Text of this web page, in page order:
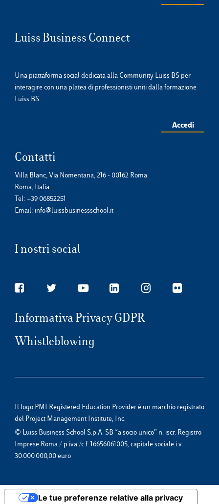
Luiss Business Connect
Una piattaforma social dedicata alla Community Luiss BS per
interagire con una platea di professionisti uniti dalla formazione
Luiss BS.
Accedi
Contatti
Villa Blanc, Via Nomentana, 216 - 00162 Roma
Roma, Italia
Tel: +39 06852251
Email: info@luissbusinessschool.it
I nostri social
Informativa Privacy GDPR
Whistleblowing
Il logo PMI Registered Education Provider è un marchio registrato
del Project Management Institute, Inc.
© Luiss Business School S.p.A. SB “a socio unico” n. iscr. Registro
Imprese Roma / p.iva /c.f. 16656061005, capitale sociale i.v.
30.000.000,00 euro
Le tue preferenze relative alla privacy